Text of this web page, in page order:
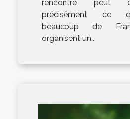
rencontre peut
précisément ce
beaucoup de
organisent un...